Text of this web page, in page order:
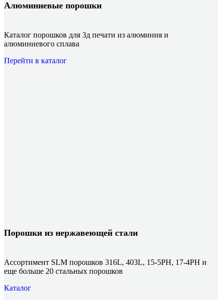
Алюминиевые порошки
Каталог порошков для 3д печати из алюминия и
алюминиевого сплава
Перейти в каталог
Порошки из нержавеющей стали
Ассортимент SLM порошков 316L, 403L, 15-5PH, 17-4PH и
еще больше 20 стальных порошков
Каталог